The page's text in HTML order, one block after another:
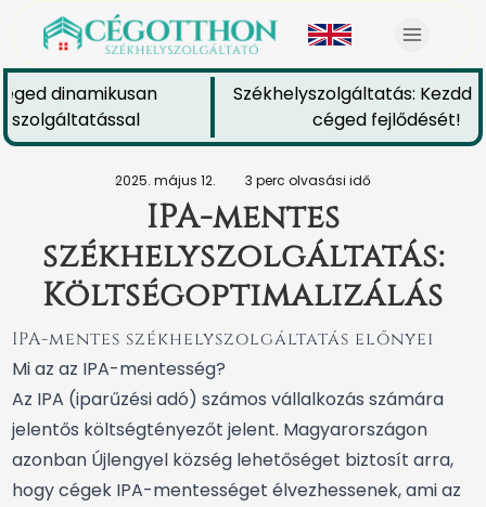
dinamikusan
Székhelyszolgáltatás: Kezdd el
céged fejlődését!
2025. május 12. 3 perc olvasási idő
IPA-mentes
székhelyszolgáltatás:
Költségoptimalizálás
IPA-mentes székhelyszolgáltatás előnyei
Mi az az IPA-mentesség?
Az IPA (iparűzési adó) számos vállalkozás számára
jelentős költségtényezőt jelent. Magyarországon
azonban Újlengyel község lehetőséget biztosít arra,
hogy cégek IPA-mentességet élvezhessenek, ami az